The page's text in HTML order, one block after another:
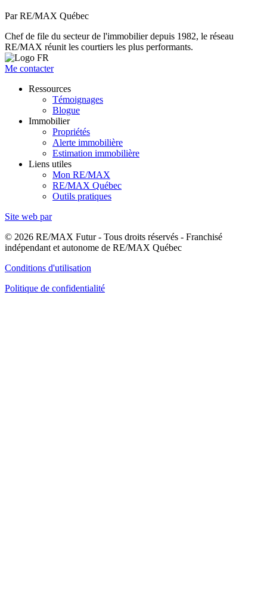
Par RE/MAX Québec
Chef de file du secteur de l'immobilier depuis 1982, le réseau
RE/MAX réunit les courtiers les plus performants.
Me contacter
Ressources
Témoignages
Blogue
Immobilier
Propriétés
Alerte immobilière
Estimation immobilière
Liens utiles
Mon RE/MAX
RE/MAX Québec
Outils pratiques
Site web par
© 2026 RE/MAX Futur - Tous droits réservés - Franchisé
indépendant et autonome de RE/MAX Québec
Conditions d'utilisation
Politique de confidentialité